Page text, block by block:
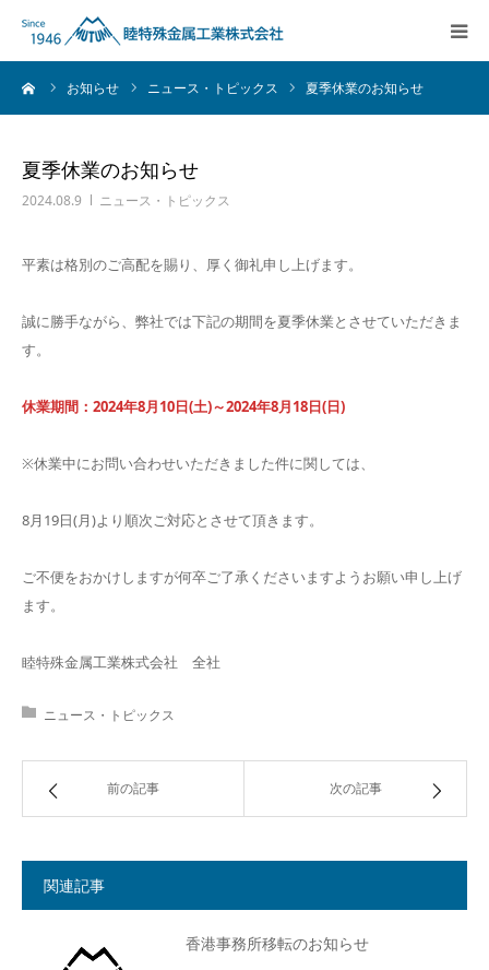
お知らせ ニュース・トピックス 夏季休業のお知らせ
夏季休業のお知らせ
2024.08.9 ニュース・トピックス
平素は格別のご高配を賜り、厚く御礼申し上げます。
誠に勝手ながら、弊社では下記の期間を夏季休業とさせていただきま
す。
休業期間：2024年8月10日(土)～2024年8月18日(日)
※休業中にお問い合わせいただきました件に関しては、
8月19日(月)より順次ご対応とさせて頂きます。
ご不便をおかけしますが何卒ご了承くださいますようお願い申し上げ
ます。
睦特殊金属工業株式会社 全社
ニュース・トピックス
前の記事 次の記事
関連記事
香港事務所移転のお知らせ
会社情報
材料販売
採用情報
会社情報
材料販売
採用情報